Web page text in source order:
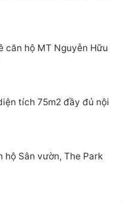
căn hộ MT Nguyễn Hữu
tích 75m2 đầy đủ nội
hộ Sân vườn, The Park